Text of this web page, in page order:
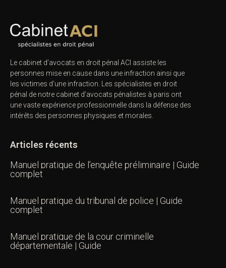
Le cabinet d’avocats en droit pénal ACI assiste les
personnes mise en cause dans une infraction ainsi que
les victimes d’une infraction. Les spécialistes en droit
pénal de notre cabinet d’avocats pénalistes à paris ont
une vaste expérience professionnelle dans la défense des
intérêts des personnes physiques et morales.
Articles récents
Manuel pratique de l’enquête préliminaire | Guide
complet
Manuel pratique du tribunal de police | Guide
complet
Manuel pratique de la cour criminelle
départementale | Guide